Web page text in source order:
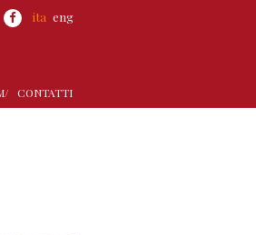
ita eng
CONTATTI